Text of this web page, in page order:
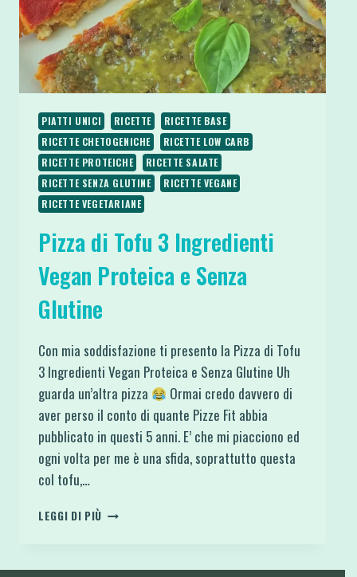
PIATTI UNICI RICETTE
RICETTE BASE
RICETTE CHETOGENICHE
RICETTE LOW CARB
RICETTE PROTEICHE
RICETTE SALATE
RICETTE SENZA GLUTINE
RICETTE VEGANE
RICETTE VEGETARIANE
Pizza di Tofu 3 Ingredienti
Vegan Proteica e Senza
Glutine
Con mia soddisfazione ti presento la Pizza di Tofu
3 Ingredienti Vegan Proteica e Senza Glutine Uh
guarda un’altra pizza
Ormai credo davvero di
aver perso il conto di quante Pizze Fit abbia
pubblicato in questi 5 anni. E’ che mi piacciono ed
ogni volta per me è una sfida, soprattutto questa
col tofu,…
LEGGI DI PIÙ PIZZA